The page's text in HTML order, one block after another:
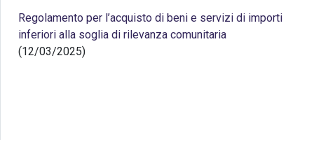
Regolamento per l’acquisto di beni e servizi di importi
inferiori alla soglia di rilevanza comunitaria
(12/03/2025)